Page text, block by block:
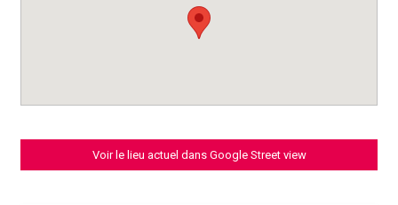
Voir le lieu actuel dans Google Street view